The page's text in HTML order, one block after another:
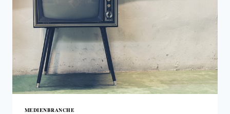
MEDIENBRANCHE